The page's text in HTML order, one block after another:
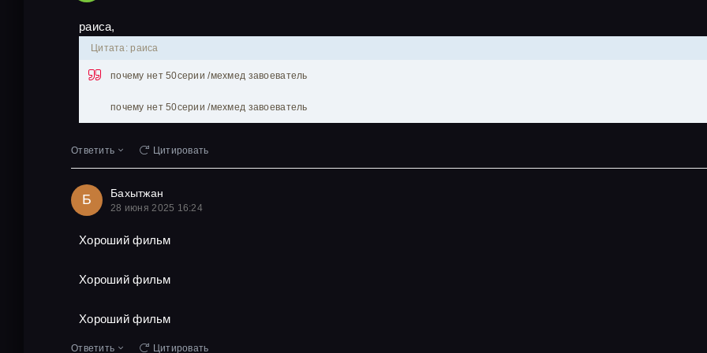
раиса,
Цитата: раиса
почему нет 50серии /мехмед завоеватель
почему нет 50серии /мехмед завоеватель
Ответить Цитировать
Б Бахытжан
28 июня 2025 16:24
Хороший фильм
Хороший фильм
Хороший фильм
Ответить Цитировать